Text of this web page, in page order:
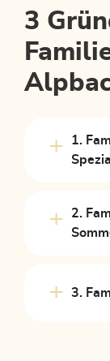
3
1.
2.
3.